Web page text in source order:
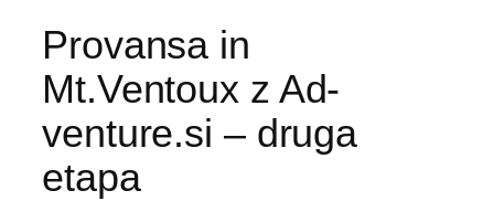
Provansa in
Mt.Ventoux z Ad-
venture.si – druga
etapa